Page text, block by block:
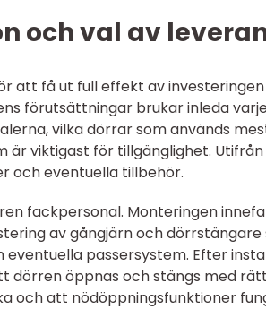
och val av
att få ut full effekt av
förutsättningar brukar inleda
vilka dörrar som används
är viktigast för tillgänglighet. Utifrån
och eventuella tillbehör.
fackpersonal. Monteringen
av gångjärn och
passersystem. Efter
dörren öppnas och stängs med
och att nödöppningsfunktioner